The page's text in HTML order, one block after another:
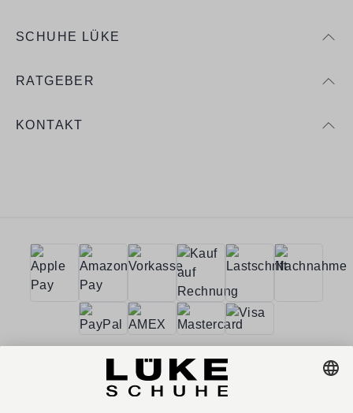
SCHUHE LÜKE
RATGEBER
KONTAKT